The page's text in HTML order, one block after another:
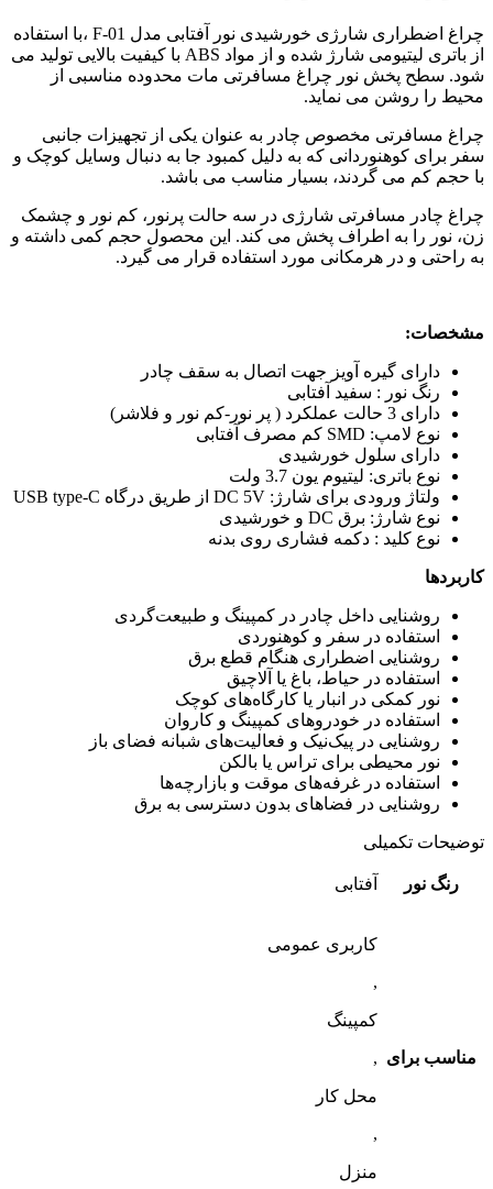
چراغ اضطراری شارژی خورشیدی نور آفتابی مدل F-01 ،با استفاده
از باتری لیتیومی شارژ شده و از مواد ABS با کیفیت بالایی تولید می
شود. سطح پخش نور چراغ مسافرتی مات محدوده مناسبی از
محیط را روشن می نماید.
چراغ مسافرتی مخصوص چادر به عنوان یکی از تجهیزات جانبی
سفر برای کوهنوردانی که به دلیل کمبود جا به دنبال وسایل کوچک و
با حجم کم می گردند، بسیار مناسب می باشد.
چراغ چادر مسافرتی شارژی در سه حالت پرنور، کم نور و چشمک
زن، نور را به اطراف پخش می کند. این محصول حجم کمی داشته و
به راحتی و در هرمکانی مورد استفاده قرار می گیرد.
مشخصات:
دارای گیره آویز جهت اتصال به سقف چادر
رنگ نور : سفید آفتابی
دارای 3 حالت عملکرد ( پر نور-کم نور و فلاشر)
نوع لامپ: SMD کم مصرف آفتابی
دارای سلول خورشیدی
نوع باتری: لیتیوم یون 3.7 ولت
ولتاژ ورودی برای شارژ: DC 5V از طریق درگاه USB type-C
نوع شارژ: برق DC و خورشیدی
نوع کلید : دکمه فشاری روی بدنه
کاربردها
روشنایی داخل چادر در کمپینگ و طبیعت‌گردی
استفاده در سفر و کوهنوردی
روشنایی اضطراری هنگام قطع برق
استفاده در حیاط، باغ یا آلاچیق
نور کمکی در انبار یا کارگاه‌های کوچک
استفاده در خودروهای کمپینگ و کاروان
روشنایی در پیک‌نیک و فعالیت‌های شبانه فضای باز
نور محیطی برای تراس یا بالکن
استفاده در غرفه‌های موقت و بازارچه‌ها
روشنایی در فضاهای بدون دسترسی به برق
توضیحات تکمیلی
رنگ نور آفتابی
مناسب برای
کاربری عمومی
,
کمپینگ
,
محل کار
,
منزل